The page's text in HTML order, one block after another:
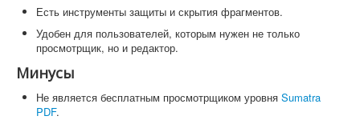
Есть инструменты защиты и скрытия фрагментов.
Удобен для пользователей, которым нужен не только
просмотрщик, но и редактор.
Минусы
Не является бесплатным просмотрщиком уровня Sumatra
PDF.